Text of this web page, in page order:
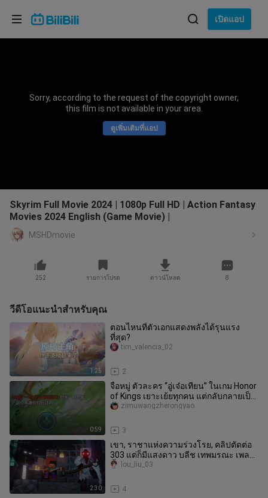
เปิดแอป
Sorry, according to the request of the copyright owner,
this film is not available in your area.
ดูเพิ่มเติมที่แอป
Skyrim Full Movie 2024 | 1080p Full HD | Action Fantasy
Movies 2024 English (Game Movie) |
MSHDmovie
252 รายการโปรด ดาวน์โหลด 8
วีดีโอแนะนำสำหรับคุณ
1:25
ตอนไหนที่ตัวเอกแสดงพลังได้รุนแรง
ที่สุด?
2
tim_valencia_02
0:59
จื่อหมู่ ตัวละคร “อู่เจ๋อเทียน” ในเกม Honor
of Kings เยาะเย้ยทุกคน แต่กลับกลายเป็น
ว่าหลันหลิงหวัง… ต
3
zimuwangzherongyao
2:30
เขา, ราชาแห่งความร่วงโรย, คลิปตัดต่อ
303 แต่ก็มีแสงดาว บลีช เทพมรณะ เพลง
สั้น
4
lou_liu_03
เลือกภาษา